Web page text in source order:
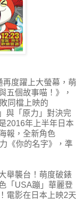
再度躍上大螢幕，萌
五個故事喵！》，
同檔上映的
與「原力」對決完
2016年上半年日本
報，全新角色
《你的名字》，準
舉襲台！萌度破錶
「USA蹦」華麗登
電影在日本上映2天